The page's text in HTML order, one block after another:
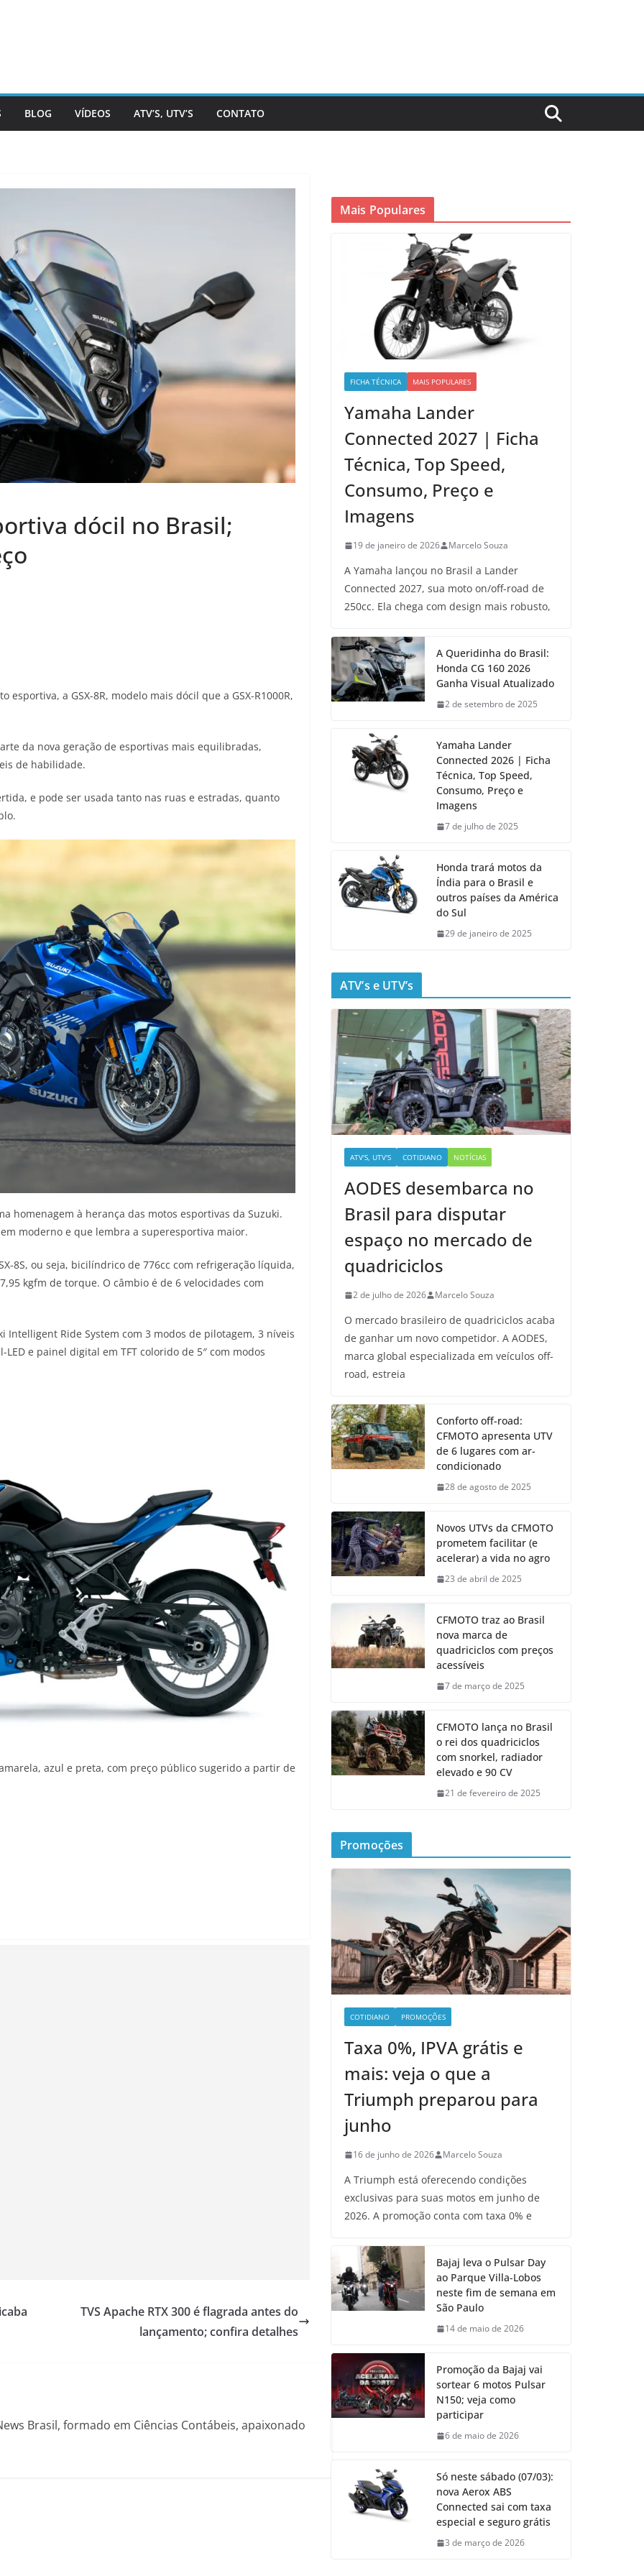
BLOG VÍDEOS ATV’S, UTV’S CONTATO
dócil no Brasil;
a GSX-8R, modelo mais dócil que a GSX-R1000R,
da nova geração de esportivas mais equilibradas,
de habilidade.
e pode ser usada tanto nas ruas e estradas, quanto
homenagem à herança das motos esportivas da Suzuki.
moderno e que lembra a superesportiva maior.
8S, ou seja, bicilíndrico de 776cc com refrigeração líquida,
kgfm de torque. O câmbio é de 6 velocidades com
Intelligent Ride System com 3 modos de pilotagem, 3 níveis
e painel digital em TFT colorido de 5″ com modos
azul e preta, com preço público sugerido a partir de
TVS Apache RTX 300 é flagrada antes do
lançamento; confira detalhes
Brasil, formado em Ciências Contábeis, apaixonado
Mais Populares
FICHA TÉCNICA MAIS POPULARES
Yamaha Lander
Connected 2027 | Ficha
Técnica, Top Speed,
Consumo, Preço e
Imagens
19 de janeiro de 2026 Marcelo Souza
A Yamaha lançou no Brasil a Lander
Connected 2027, sua moto on/off-road de
250cc. Ela chega com design mais robusto,
A Queridinha do Brasil:
Honda CG 160 2026
Ganha Visual Atualizado
2 de setembro de 2025
Yamaha Lander
Connected 2026 | Ficha
Técnica, Top Speed,
Consumo, Preço e
Imagens
7 de julho de 2025
Honda trará motos da
Índia para o Brasil e
outros países da América
do Sul
29 de janeiro de 2025
ATV’s e UTV’s
ATV'S, UTV'S COTIDIANO NOTÍCIAS
AODES desembarca no
Brasil para disputar
espaço no mercado de
quadriciclos
2 de julho de 2026 Marcelo Souza
O mercado brasileiro de quadriciclos acaba
de ganhar um novo competidor. A AODES,
marca global especializada em veículos off-
road, estreia
Conforto off-road:
CFMOTO apresenta UTV
de 6 lugares com ar-
condicionado
28 de agosto de 2025
Novos UTVs da CFMOTO
prometem facilitar (e
acelerar) a vida no agro
23 de abril de 2025
CFMOTO traz ao Brasil
nova marca de
quadriciclos com preços
acessíveis
7 de março de 2025
CFMOTO lança no Brasil
o rei dos quadriciclos
com snorkel, radiador
elevado e 90 CV
21 de fevereiro de 2025
Promoções
COTIDIANO PROMOÇÕES
Taxa 0%, IPVA grátis e
mais: veja o que a
Triumph preparou para
junho
16 de junho de 2026 Marcelo Souza
A Triumph está oferecendo condições
exclusivas para suas motos em junho de
2026. A promoção conta com taxa 0% e
Bajaj leva o Pulsar Day
ao Parque Villa-Lobos
neste fim de semana em
São Paulo
14 de maio de 2026
Promoção da Bajaj vai
sortear 6 motos Pulsar
N150; veja como
participar
6 de maio de 2026
Só neste sábado (07/03):
nova Aerox ABS
Connected sai com taxa
especial e seguro grátis
3 de março de 2026